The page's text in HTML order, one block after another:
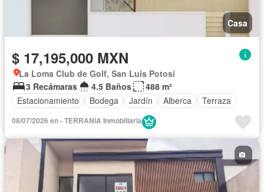
Casa
$ 17,195,000 MXN
La Loma Club de Golf, San Luis Potosí
3 Recámaras
4.5 Baños
488 m²
Estacionamiento
Bodega Jardín Alberca Terraza
08/07/2026 en - TERRANIA Inmobiliaria